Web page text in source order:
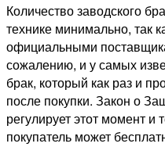
Количество заводского
технике минимально, так
официальными
сожалению, и у самых
брак, который как раз и
после покупки. Закон о
регулирует этот момент и
покупатель может